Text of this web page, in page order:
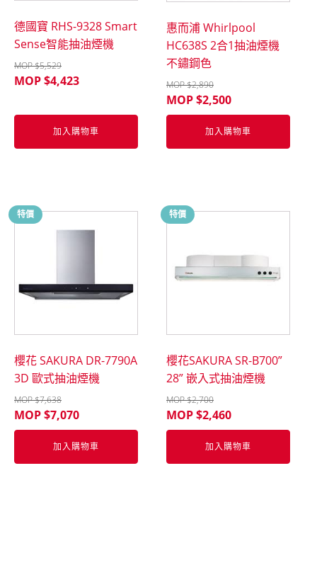
德國寶 RHS-9328 Smart
Sense智能抽油煙機
MOP $5,529
MOP $4,423
加入購物車
惠而浦 Whirlpool
HC638S 2合1抽油煙機
不鏽鋼色
MOP $2,890
MOP $2,500
加入購物車
特價
櫻花 SAKURA DR-7790A
3D 歐式抽油煙機
MOP $7,638
MOP $7,070
加入購物車
特價
櫻花SAKURA SR-B700”
28” 嵌入式抽油煙機
MOP $2,700
MOP $2,460
加入購物車